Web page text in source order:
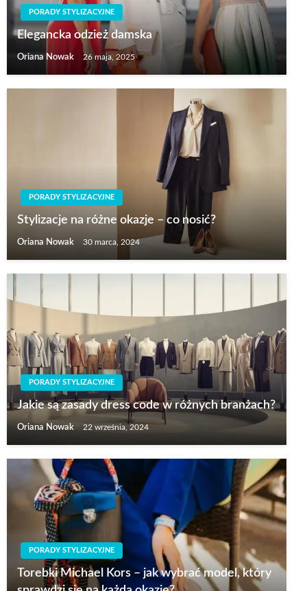
PORADY STYLIZACYJNE
Elegancka odzież damska
Oriana Nowak 26 maja, 2025
PORADY STYLIZACYJNE
Stylizacje na różne okazje – co nosić?
Oriana Nowak 30 marca, 2024
PORADY STYLIZACYJNE
Jakie są zasady dress code w różnych branżach?
Oriana Nowak 22 września, 2024
PORADY STYLIZACYJNE
Torebki Michael Kors – jak wybrać model, który